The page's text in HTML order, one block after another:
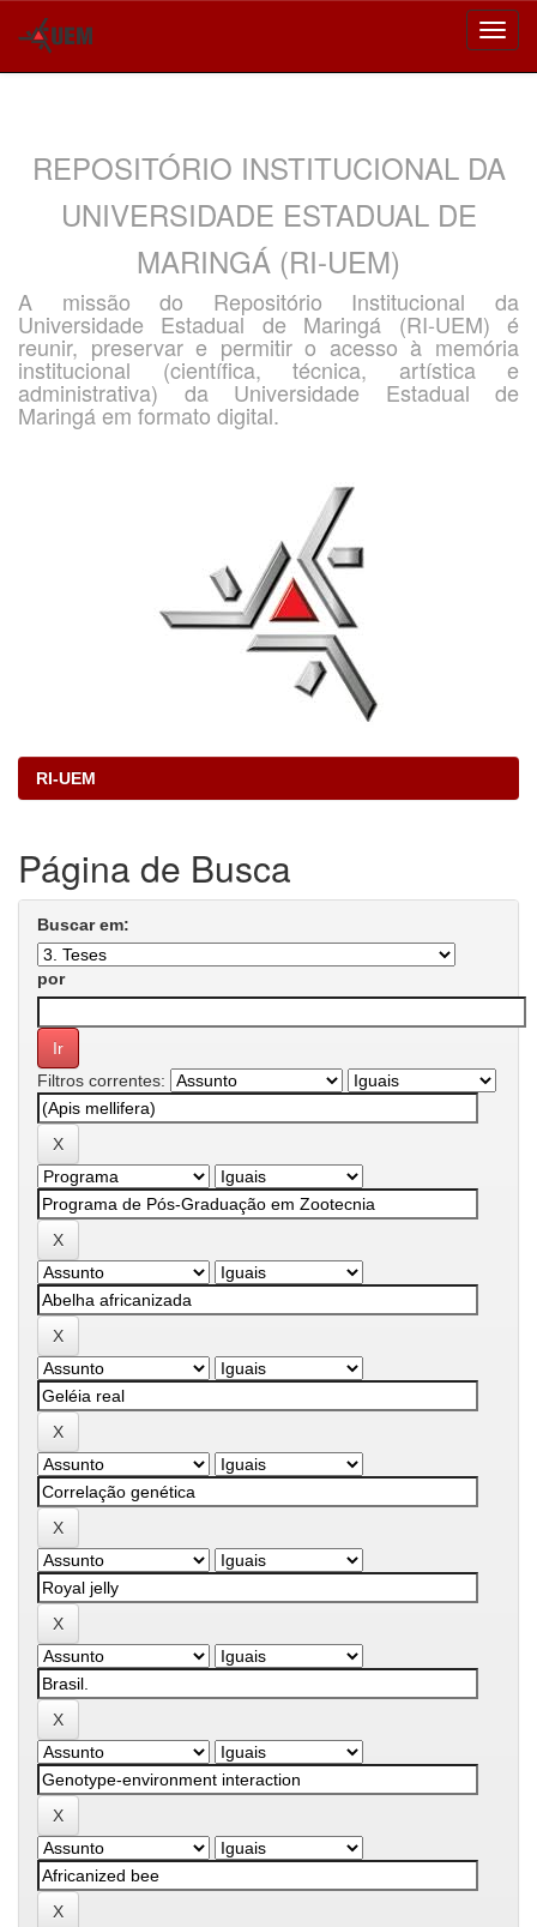
REPOSITÓRIO INSTITUCIONAL DA
UNIVERSIDADE ESTADUAL DE
MARINGÁ (RI-UEM)
A missão do Repositório Institucional da
Universidade Estadual de Maringá (RI-UEM) é
reunir, preservar e permitir o acesso à memória
institucional (científica, técnica, artística e
administrativa) da Universidade Estadual de
Maringá em formato digital.
RI-UEM
Página de Busca
Buscar em:
por
Filtros correntes: